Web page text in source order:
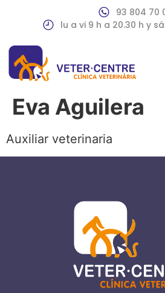
93 804 70
lu a vi 9 h a 20.30 h y
Eva Aguilera
Auxiliar veterinaria